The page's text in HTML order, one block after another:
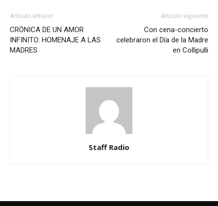
Artículo anterior
CRÓNICA DE UN AMOR
INFINITO: HOMENAJE A LAS
MADRES
Artículo siguiente
Con cena-concierto
celebraron el Día de la Madre
en Collipulli
Staff Radio